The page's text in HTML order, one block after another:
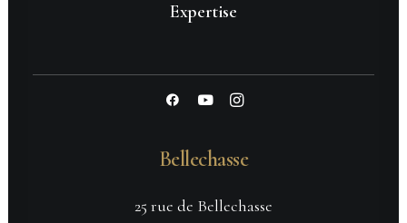
Expertise
Bellechasse
25 rue de Bellechasse